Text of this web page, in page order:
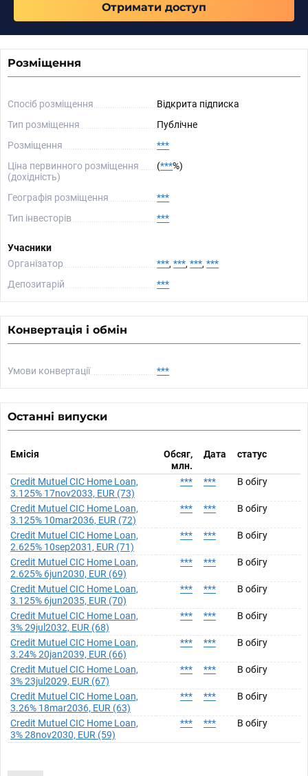
Отримати доступ
Розміщення
Спосіб розміщення
Відкрита підписка
Тип розміщення
Публічне
Розміщення
***
Ціна первинного розміщення
(дохідність)
(***%)
Географія розміщення
***
Тип інвесторів
***
Учасники
Організатор
***, ***, ***, ***
Депозитарій
***
Конвертація і обмін
Умови конвертації ***
Останні випуски
Емісія
Обсяг,
млн.
Дата статус
Credit Mutuel CIC Home Loan,
3.125% 17nov2033, EUR (73)
*** *** В обігу
Credit Mutuel CIC Home Loan,
3.125% 10mar2036, EUR (72)
*** *** В обігу
Credit Mutuel CIC Home Loan,
2.625% 10sep2031, EUR (71)
*** *** В обігу
Credit Mutuel CIC Home Loan,
2.625% 6jun2030, EUR (69)
*** *** В обігу
Credit Mutuel CIC Home Loan,
3.125% 6jun2035, EUR (70)
*** *** В обігу
Credit Mutuel CIC Home Loan,
3% 29jul2032, EUR (68)
*** *** В обігу
Credit Mutuel CIC Home Loan,
3.24% 20jan2039, EUR (66)
*** *** В обігу
Credit Mutuel CIC Home Loan,
3% 23jul2029, EUR (67)
*** *** В обігу
Credit Mutuel CIC Home Loan,
3.26% 18mar2036, EUR (63)
*** *** В обігу
Credit Mutuel CIC Home Loan,
3% 28nov2030, EUR (59)
*** *** В обігу